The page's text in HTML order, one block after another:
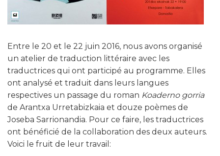
Entre le 20 et le 22 juin 2016, nous avons organisé
un atelier de traduction littéraire avec les
traductrices qui ont participé au programme. Elles
ont analysé et traduit dans leurs langues
respectives un passage du roman Koaderno gorria
de Arantxa Urretabizkaia et douze poèmes de
Joseba Sarrionandia. Pour ce faire, les traductrices
ont bénéficié de la collaboration des deux auteurs.
Voici le fruit de leur travail: